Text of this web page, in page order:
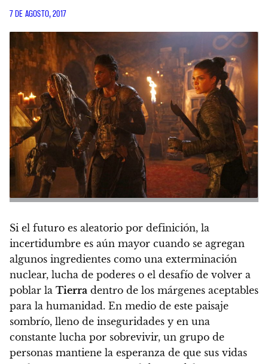
7 DE AGOSTO, 2017
Si el futuro es aleatorio por definición, la
incertidumbre es aún mayor cuando se agregan
algunos ingredientes como una exterminación
nuclear, lucha de poderes o el desafío de volver a
poblar la Tierra dentro de los márgenes aceptables
para la humanidad. En medio de este paisaje
sombrío, lleno de inseguridades y en una
constante lucha por sobrevivir, un grupo de
personas mantiene la esperanza de que sus vidas